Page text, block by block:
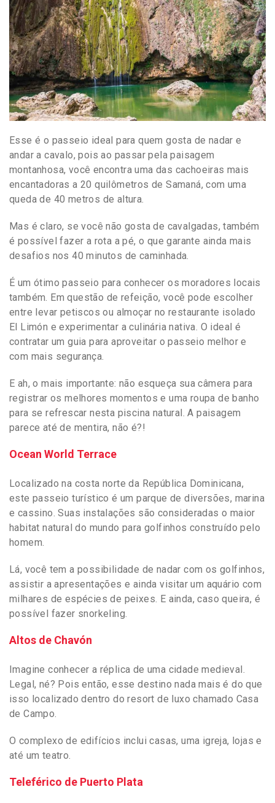
Esse é o passeio ideal para quem gosta de nadar e
andar a cavalo, pois ao passar pela paisagem
montanhosa, você encontra uma das cachoeiras mais
encantadoras a 20 quilômetros de Samaná, com uma
queda de 40 metros de altura.
Mas é claro, se você não gosta de cavalgadas, também
é possível fazer a rota a pé, o que garante ainda mais
desafios nos 40 minutos de caminhada.
É um ótimo passeio para conhecer os moradores locais
também. Em questão de refeição, você pode escolher
entre levar petiscos ou almoçar no restaurante isolado
El Limón e experimentar a culinária nativa. O ideal é
contratar um guia para aproveitar o passeio melhor e
com mais segurança.
E ah, o mais importante: não esqueça sua câmera para
registrar os melhores momentos e uma roupa de banho
para se refrescar nesta piscina natural. A paisagem
parece até de mentira, não é?!
Ocean World Terrace
Localizado na costa norte da República Dominicana,
este passeio turístico é um parque de diversões, marina
e cassino. Suas instalações são consideradas o maior
habitat natural do mundo para golfinhos construído pelo
homem.
Lá, você tem a possibilidade de nadar com os golfinhos,
assistir a apresentações e ainda visitar um aquário com
milhares de espécies de peixes. E ainda, caso queira, é
possível fazer snorkeling.
Altos de Chavón
Imagine conhecer a réplica de uma cidade medieval.
Legal, né? Pois então, esse destino nada mais é do que
isso localizado dentro do resort de luxo chamado Casa
de Campo.
O complexo de edifícios inclui casas, uma igreja, lojas e
até um teatro.
Teleférico de Puerto Plata